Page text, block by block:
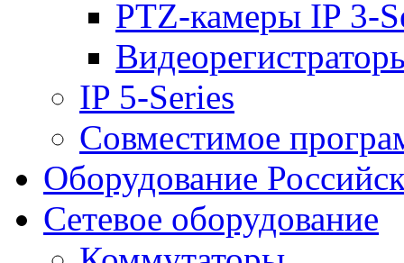
PTZ-камеры IP 3-
IP 5-Series
Совместимое
Оборудование
Сетевое оборудование